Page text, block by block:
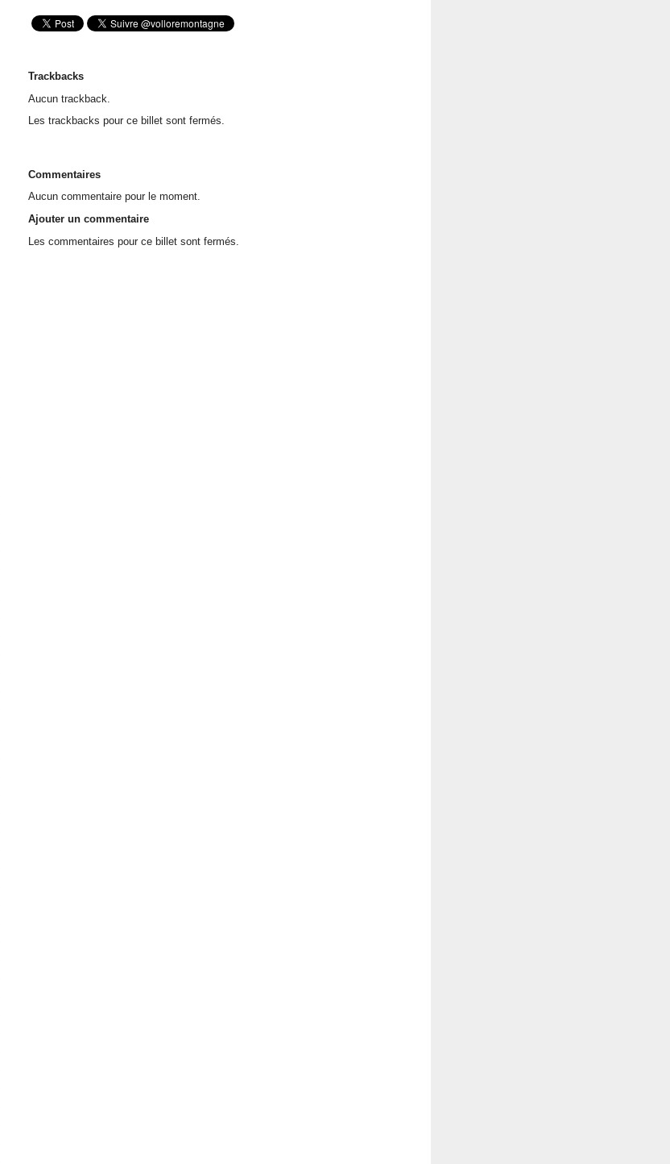
Trackbacks
Aucun trackback.
Les trackbacks pour ce billet sont fermés.
Commentaires
Aucun commentaire pour le moment.
Ajouter un commentaire
Les commentaires pour ce billet sont fermés.